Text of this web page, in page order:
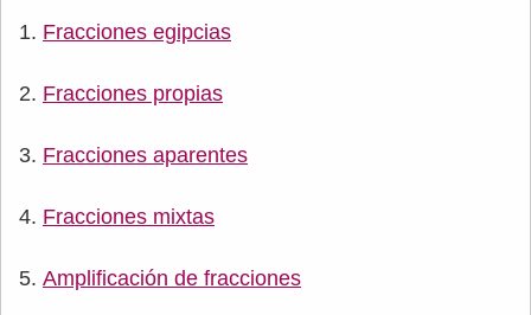
Fracciones egipcias
Fracciones propias
Fracciones aparentes
Fracciones mixtas
Amplificación de fracciones